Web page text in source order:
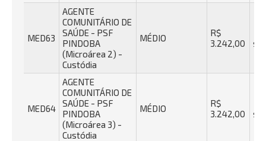
MED63
AGENTE
COMUNITÁRIO DE
SAÚDE - PSF
PINDOBA
(Microárea 2) -
Custódia
MÉDIO
R$
3.242,00
MED64
AGENTE
COMUNITÁRIO DE
SAÚDE - PSF
PINDOBA
(Microárea 3) -
Custódia
MÉDIO
R$
3.242,00